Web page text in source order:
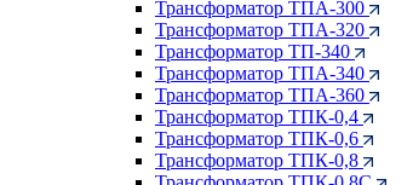
Трансформатор ТПА-300
Трансформатор ТПА-320
Трансформатор ТП-340
Трансформатор ТПА-340
Трансформатор ТПА-360
Трансформатор ТПК-0,4
Трансформатор ТПК-0,6
Трансформатор ТПК-0,8